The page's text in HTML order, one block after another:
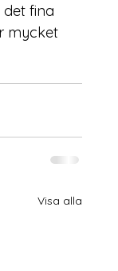
fina
mycket
Visa alla